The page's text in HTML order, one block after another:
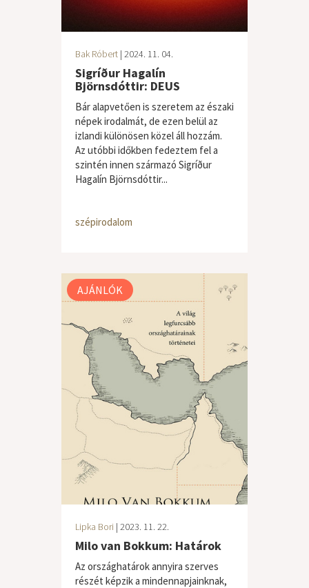
Bak Róbert | 2024. 11. 04.
Sigríður Hagalín
Björnsdóttir: DEUS
Bár alapvetően is szeretem az északi
népek irodalmát, de ezen belül az
izlandi különösen közel áll hozzám.
Az utóbbi időkben fedeztem fel a
szintén innen származó Sigríður
Hagalín Björnsdóttir...
szépirodalom
AJÁNLÓK
Lipka Bori | 2023. 11. 22.
Milo van Bokkum: Határok
Az országhatárok annyira szerves
részét képzik a mindennapjainknak,